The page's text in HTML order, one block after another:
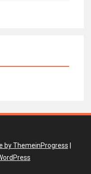
by ThemeinProgress